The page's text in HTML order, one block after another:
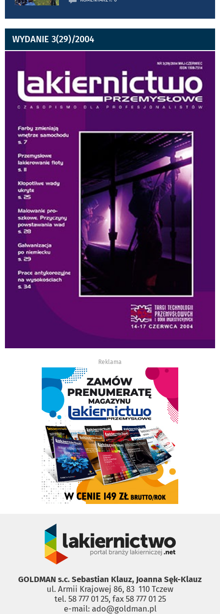
WYDANIE 3(29)/2004
Reklama
GOLDMAN s.c. Sebastian Klauz, Joanna Sęk-Klauz
ul. Armii Krajowej 86, 83 ­ 110 Tczew
tel. 58 777 01 25, fax 58 777 01 25
e-mail: ado@goldman.pl